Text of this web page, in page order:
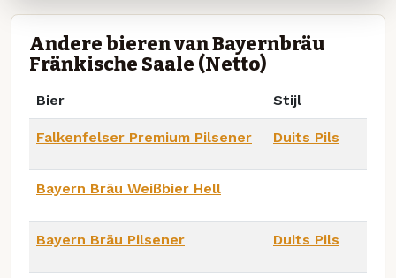
Andere bieren van Bayernbräu
Fränkische Saale (Netto)
Bier Stijl
Falkenfelser Premium Pilsener Duits Pils
Bayern Bräu Weißbier Hell
Bayern Bräu Pilsener Duits Pils